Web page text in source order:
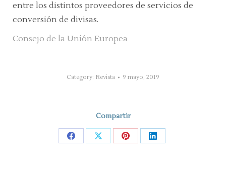
entre los distintos proveedores de servicios de
conversión de divisas.
Consejo de la Unión Europea
Category: Revista 9 mayo, 2019
Compartir
Share Share Share Share